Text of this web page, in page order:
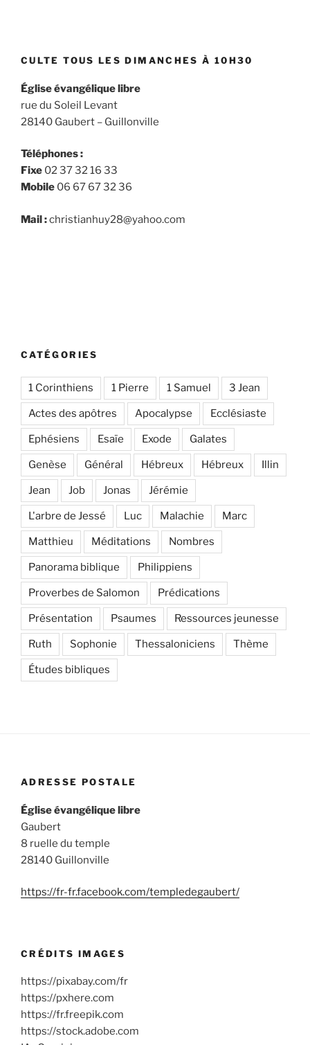
CULTE TOUS LES DIMANCHES À 10H30
Église évangélique libre
rue du Soleil Levant
28140 Gaubert – Guillonville
Téléphones :
Fixe 02 37 32 16 33
Mobile 06 67 67 32 36
Mail :christianhuy28@yahoo.com
CATÉGORIES
1 Corinthiens 1 Pierre 1 Samuel 3 Jean
Actes des apôtres Apocalypse Ecclésiaste
Ephésiens Esaïe Exode Galates
Genèse Général Hébreux Hébreux Illin
Jean Job Jonas Jérémie
L'arbre de Jessé Luc Malachie Marc
Matthieu Méditations Nombres
Panorama biblique Philippiens
Proverbes de Salomon Prédications
Présentation Psaumes Ressources jeunesse
Ruth Sophonie Thessaloniciens Thème
Études bibliques
ADRESSE POSTALE
Église évangélique libre
Gaubert
8 ruelle du temple
28140 Guillonville
https://fr-fr.facebook.com/templedegaubert/
CRÉDITS IMAGES
https://pixabay.com/fr
https://pxhere.com
https://fr.freepik.com
https://stock.adobe.com